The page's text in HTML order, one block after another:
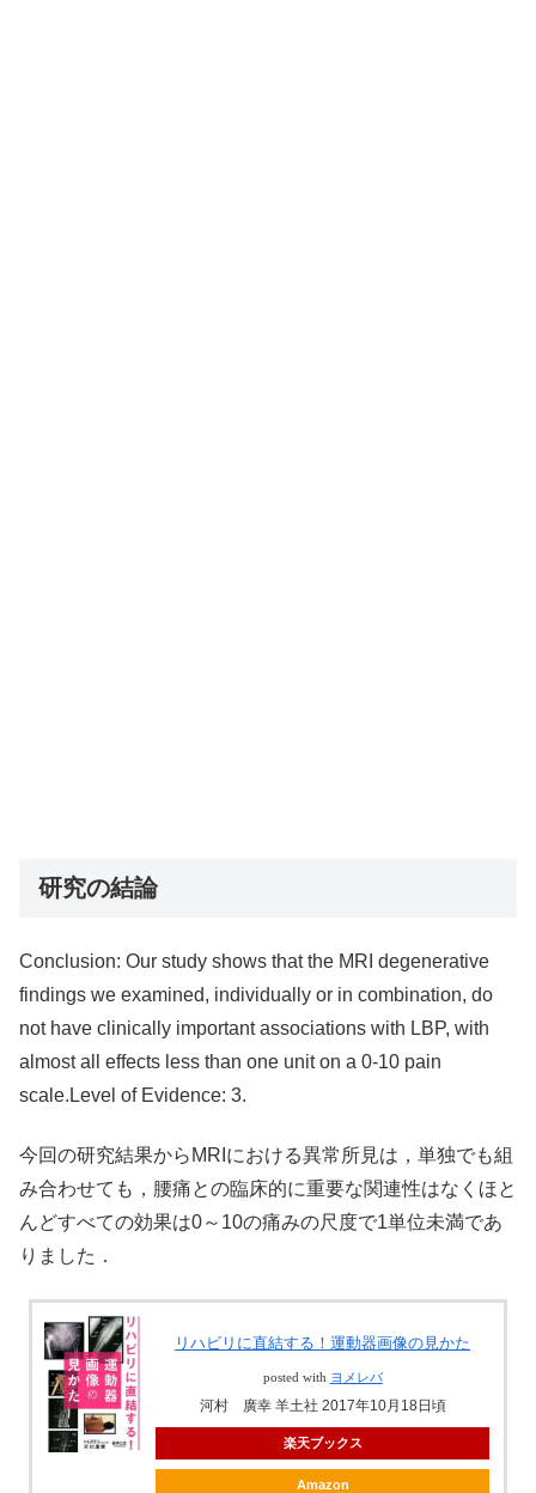
研究の結論
Conclusion: Our study shows that the MRI degenerative
findings we examined, individually or in combination, do
not have clinically important associations with LBP, with
almost all effects less than one unit on a 0-10 pain
scale.Level of Evidence: 3.
今回の研究結果からMRIにおける異常所見は，単独でも組
み合わせても，腰痛との臨床的に重要な関連性はなくほと
んどすべての効果は0～10の痛みの尺度で1単位未満であ
りました．
リハビリに直結する！運動器画像の見かた
posted with ヨメレバ
河村 廣幸 羊土社 2017年10月18日頃
楽天ブックス
Amazon